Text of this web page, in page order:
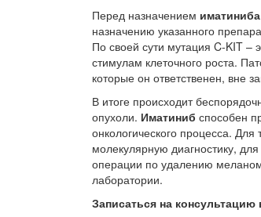
Перед назначением иматиниба
назначению указанного
По своей сути мутация C-KIT
стимулам клеточного роста.
которые он ответственен, вне
В итоге происходит
опухоли. Иматиниб способен
онкологического процесса.
молекулярную диагностику,
операции по удалению
лаборатории.
Записаться на